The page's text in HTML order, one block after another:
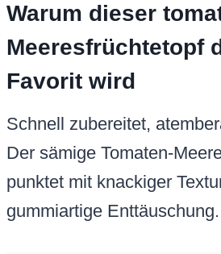
Warum dieser
Meeresfrüchtetopf
Favorit wird
Schnell zubereitet,
Der sämige Tomaten-
punktet mit knackiger
gummiartige Enttäuschung.